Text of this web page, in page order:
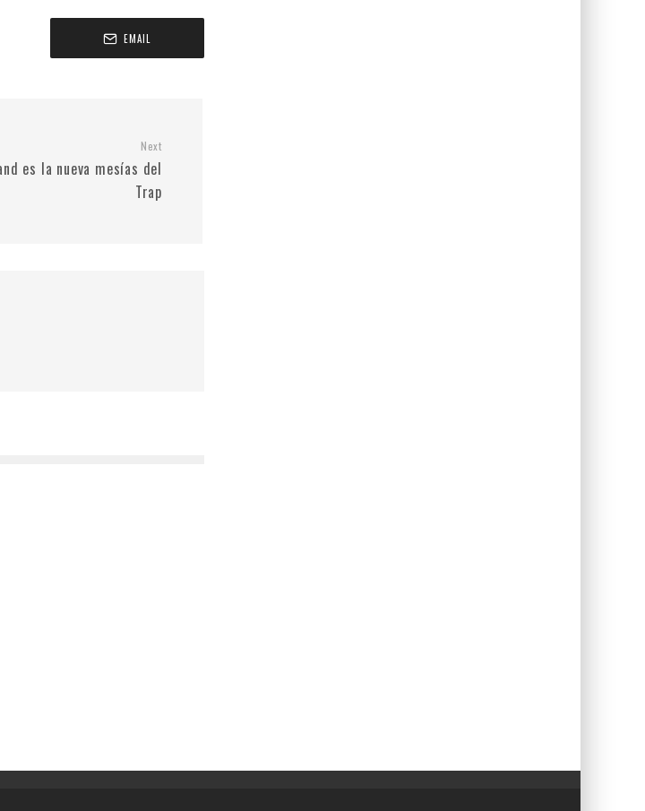
EMAIL
Next
es la nueva mesías del
Trap